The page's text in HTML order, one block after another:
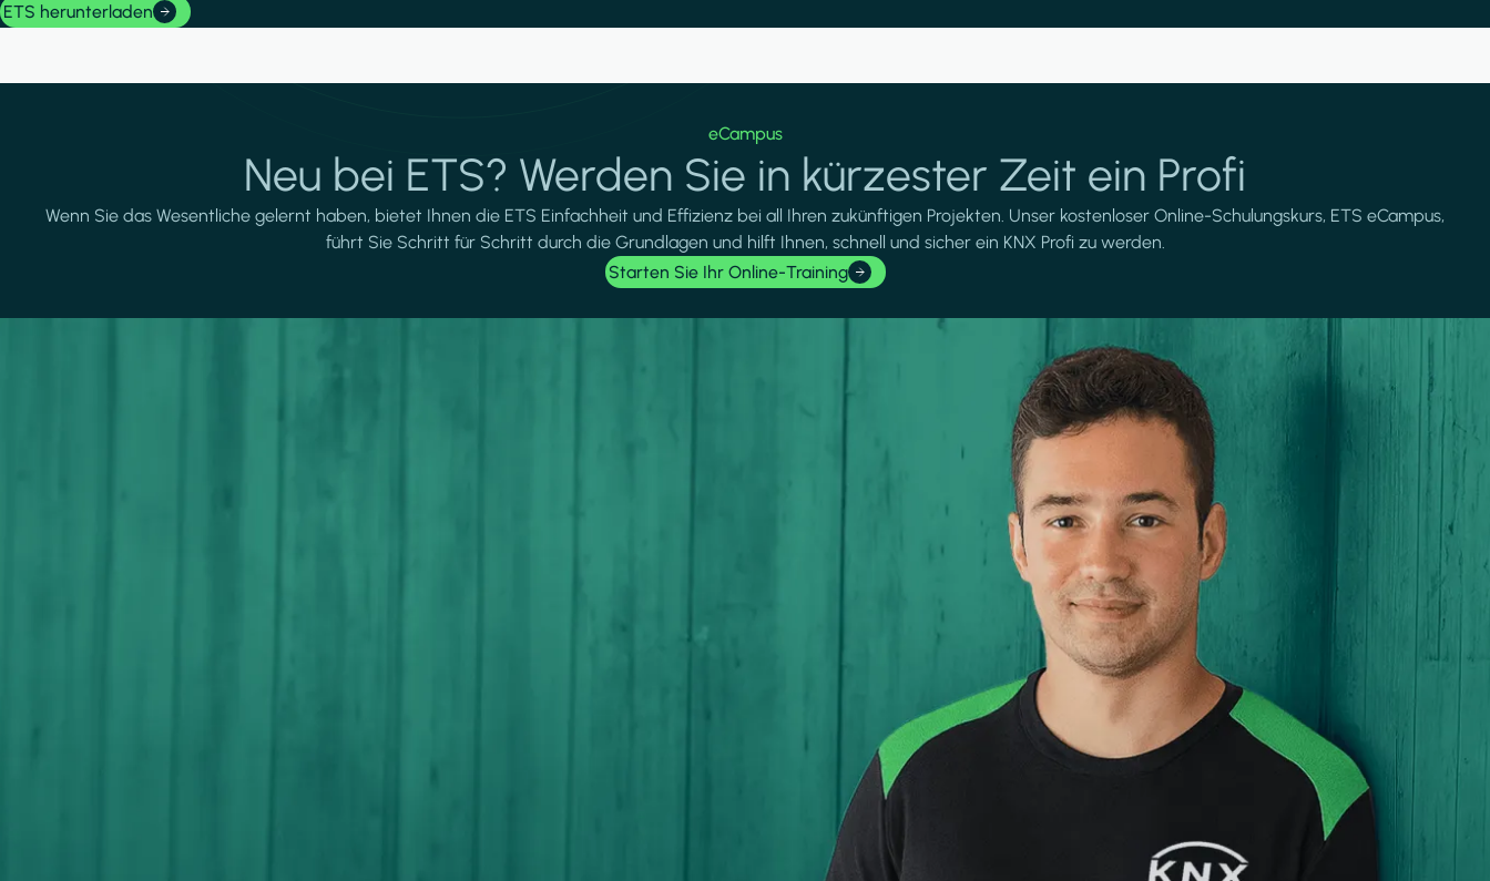
ETS herunterladen
eCampus
Neu bei ETS? Werden Sie in kürzester Zeit ein Profi
Wenn Sie das Wesentliche gelernt haben, bietet Ihnen die ETS Einfachheit und Effizienz bei all Ihren zukünftigen Projekten. Unser kostenloser Online-Schulungskurs, ETS eCampus,
führt Sie Schritt für Schritt durch die Grundlagen und hilft Ihnen, schnell und sicher ein KNX Profi zu werden.
Starten Sie Ihr Online-Training